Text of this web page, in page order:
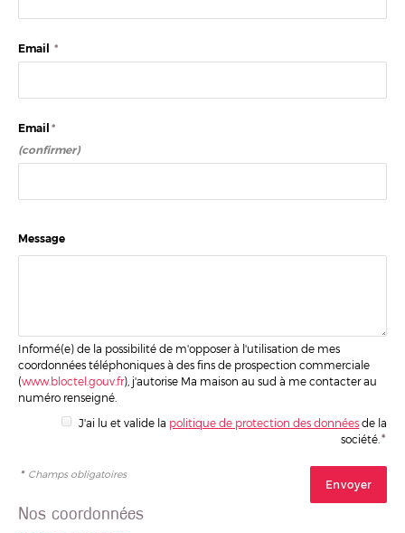
Email *
Email*
(confirmer)
Message
Informé(e) de la possibilité de m'opposer à l'utilisation de mes
coordonnées téléphoniques à des fins de prospection commerciale
(www.bloctel.gouv.fr), j'autorise Ma maison au sud à me contacter au
numéro renseigné.
J'ai lu et valide la politique de protection des données de la
société.*
* Champs obligatoires
Nos coordonnées